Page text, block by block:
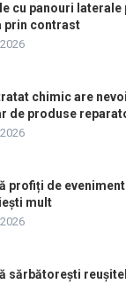
cu panouri laterale
prin contrast
chimic are
de produse
profiți de
mult
sărbătorești